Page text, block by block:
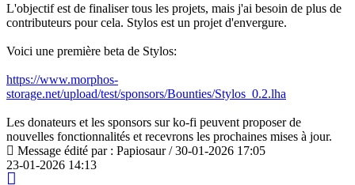
L'objectif est de finaliser tous les projets, mais j'ai besoin de plus de
contributeurs pour cela. Stylos est un projet d'envergure.
Voici une première beta de Stylos:
https://www.morphos-
storage.net/upload/test/sponsors/Bounties/Stylos_0.2.lha
Les donateurs et les sponsors sur ko-fi peuvent proposer de
nouvelles fonctionnalités et recevrons les prochaines mises à jour.
Message édité par : Papiosaur / 30-01-2026 17:05
23-01-2026 14:13